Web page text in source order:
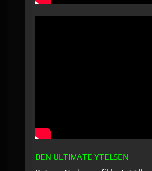
DEN ULTIMATE YTELSEN